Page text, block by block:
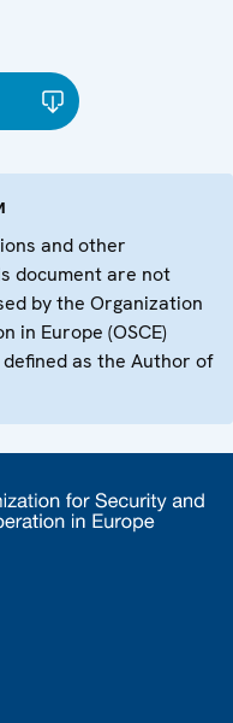
and other
document are not
by the Organization
in Europe (OSCE)
as the Author of